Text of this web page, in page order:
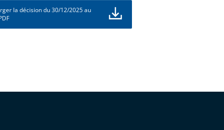
la décision du 30/12/2025 au